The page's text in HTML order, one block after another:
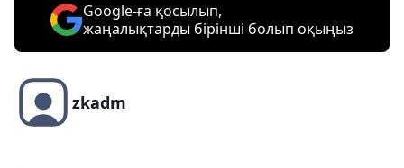
Google-ға қосылып,
жаңалықтарды бірінші болып оқыңыз
zkadm